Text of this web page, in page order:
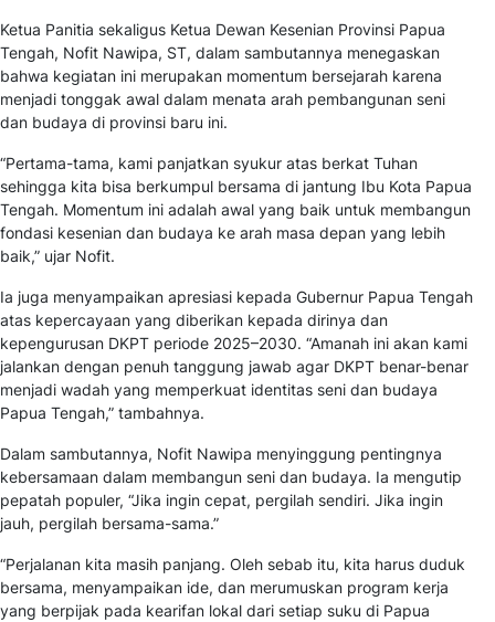
Ketua Panitia sekaligus Ketua Dewan Kesenian Provinsi Papua
Tengah, Nofit Nawipa, ST, dalam sambutannya menegaskan
bahwa kegiatan ini merupakan momentum bersejarah karena
menjadi tonggak awal dalam menata arah pembangunan seni
dan budaya di provinsi baru ini.
“Pertama-tama, kami panjatkan syukur atas berkat Tuhan
sehingga kita bisa berkumpul bersama di jantung Ibu Kota Papua
Tengah. Momentum ini adalah awal yang baik untuk membangun
fondasi kesenian dan budaya ke arah masa depan yang lebih
baik,” ujar Nofit.
Ia juga menyampaikan apresiasi kepada Gubernur Papua Tengah
atas kepercayaan yang diberikan kepada dirinya dan
kepengurusan DKPT periode 2025–2030. “Amanah ini akan kami
jalankan dengan penuh tanggung jawab agar DKPT benar-benar
menjadi wadah yang memperkuat identitas seni dan budaya
Papua Tengah,” tambahnya.
Dalam sambutannya, Nofit Nawipa menyinggung pentingnya
kebersamaan dalam membangun seni dan budaya. Ia mengutip
pepatah populer, “Jika ingin cepat, pergilah sendiri. Jika ingin
jauh, pergilah bersama-sama.”
“Perjalanan kita masih panjang. Oleh sebab itu, kita harus duduk
bersama, menyampaikan ide, dan merumuskan program kerja
yang berpijak pada kearifan lokal dari setiap suku di Papua